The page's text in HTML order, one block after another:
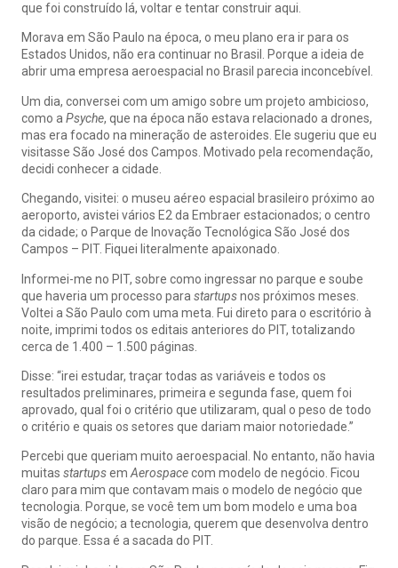
que foi construído lá, voltar e tentar construir aqui.
Morava em São Paulo na época, o meu plano era ir para os
Estados Unidos, não era continuar no Brasil. Porque a ideia de
abrir uma empresa aeroespacial no Brasil parecia inconcebível.
Um dia, conversei com um amigo sobre um projeto ambicioso,
como a Psyche, que na época não estava relacionado a drones,
mas era focado na mineração de asteroides. Ele sugeriu que eu
visitasse São José dos Campos. Motivado pela recomendação,
decidi conhecer a cidade.
Chegando, visitei: o museu aéreo espacial brasileiro próximo ao
aeroporto, avistei vários E2 da Embraer estacionados; o centro
da cidade; o Parque de Inovação Tecnológica São José dos
Campos – PIT. Fiquei literalmente apaixonado.
Informei-me no PIT, sobre como ingressar no parque e soube
que haveria um processo para startupsnos próximos meses.
Voltei a São Paulo com uma meta. Fui direto para o escritório à
noite, imprimi todos os editais anteriores do PIT, totalizando
cerca de 1.400 – 1.500 páginas.
Disse: “irei estudar, traçar todas as variáveis e todos os
resultados preliminares, primeira e segunda fase, quem foi
aprovado, qual foi o critério que utilizaram, qual o peso de todo
o critério e quais os setores que dariam maior notoriedade.”
Percebi que queriam muito aeroespacial. No entanto, não havia
muitas startupsemAerospacecom modelo de negócio. Ficou
claro para mim que contavam mais o modelo de negócio que
tecnologia. Porque, se você tem um bom modelo e uma boa
visão de negócio; a tecnologia, querem que desenvolva dentro
do parque. Essa é a sacada do PIT.